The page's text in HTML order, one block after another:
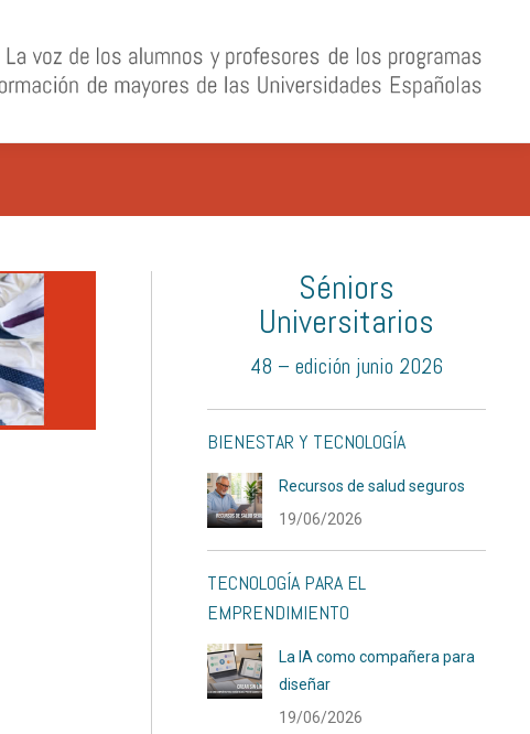
Séniors
Universitarios
48 – edición junio 2026
BIENESTAR Y TECNOLOGÍA
Recursos de salud seguros
19/06/2026
TECNOLOGÍA PARA EL
EMPRENDIMIENTO
La IA como compañera para
diseñar
19/06/2026